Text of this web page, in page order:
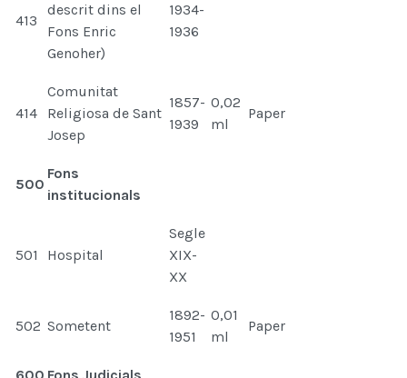
413
descrit dins el
Fons Enric
Genoher)
1934-
1936
414
Comunitat
Religiosa de Sant
Josep
1857-
1939
0,02
ml
Paper
500
Fons
institucionals
501 Hospital
Segle
XIX-
XX
502 Sometent
1892-
1951
0,01
ml
Paper